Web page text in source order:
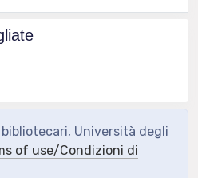
Università degli
of use/Condizioni di